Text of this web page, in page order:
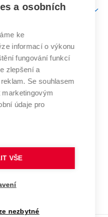
učení
technické
Brně
a osobních
ke
informací o výkonu
fungování funkcí
zlepšení a
Se souhlasem
údaje pro
VŠE
nezbytné